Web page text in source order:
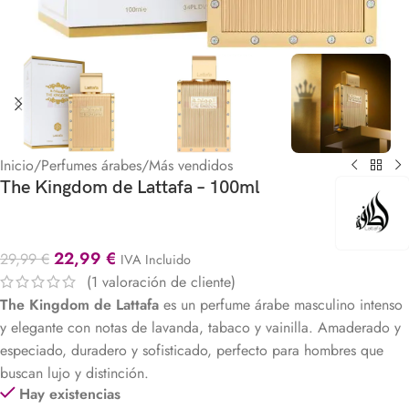
Inicio/Perfumes árabes/Más vendidos
The Kingdom de Lattafa – 100ml
29,99€ 22,99 € IVA Incluido
(1 valoración de cliente)
The Kingdom de Lattafa es un perfume árabe masculino intenso
y elegante con notas de lavanda, tabaco y vainilla. Amaderado y
especiado, duradero y sofisticado, perfecto para hombres que
buscan lujo y distinción.
Hay existencias